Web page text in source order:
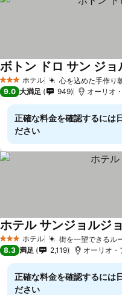
3 ホテルのランク
ホテル 心を込めた手作り
ボトン ドロ サン ジョ
9.0 大満足 949 オーリオ
正確な料金を確認するには
ださい
3 ホテルのランク
ホテル 街を一望できるル
ホテル サンジョルジョ
8.3 満足 2,119 オーリオ
正確な料金を確認するには
ださい